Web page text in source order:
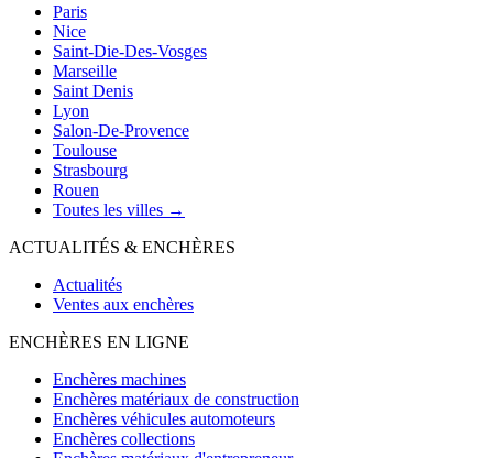
Paris
Nice
Saint-Die-Des-Vosges
Marseille
Saint Denis
Lyon
Salon-De-Provence
Toulouse
Strasbourg
Rouen
Toutes les villes →
ACTUALITÉS & ENCHÈRES
Actualités
Ventes aux enchères
ENCHÈRES EN LIGNE
Enchères machines
Enchères matériaux de construction
Enchères véhicules automoteurs
Enchères collections